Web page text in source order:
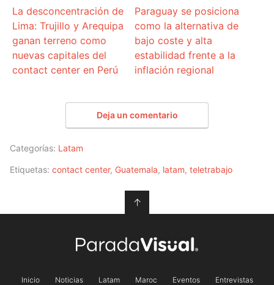
La desconcentración de
Lima: Trujillo y Arequipa
ganan terreno como
nuevas capitales del
contact center en Perú
Paraguay se posiciona
como la alternativa de
bajo coste y alta
estabilidad frente a la
inflación regional
Deja un comentario
Categorías: Latam
Etiquetas: contact center, Guatemala, latam, teletrabajo
↑
Inicio Noticias Latam Maroc Eventos
Entrevistas